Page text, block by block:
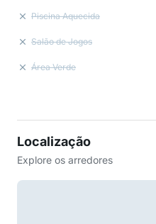
Piscina Aquecida
Salão de Jogos
Área Verde
Localização
Explore os arredores